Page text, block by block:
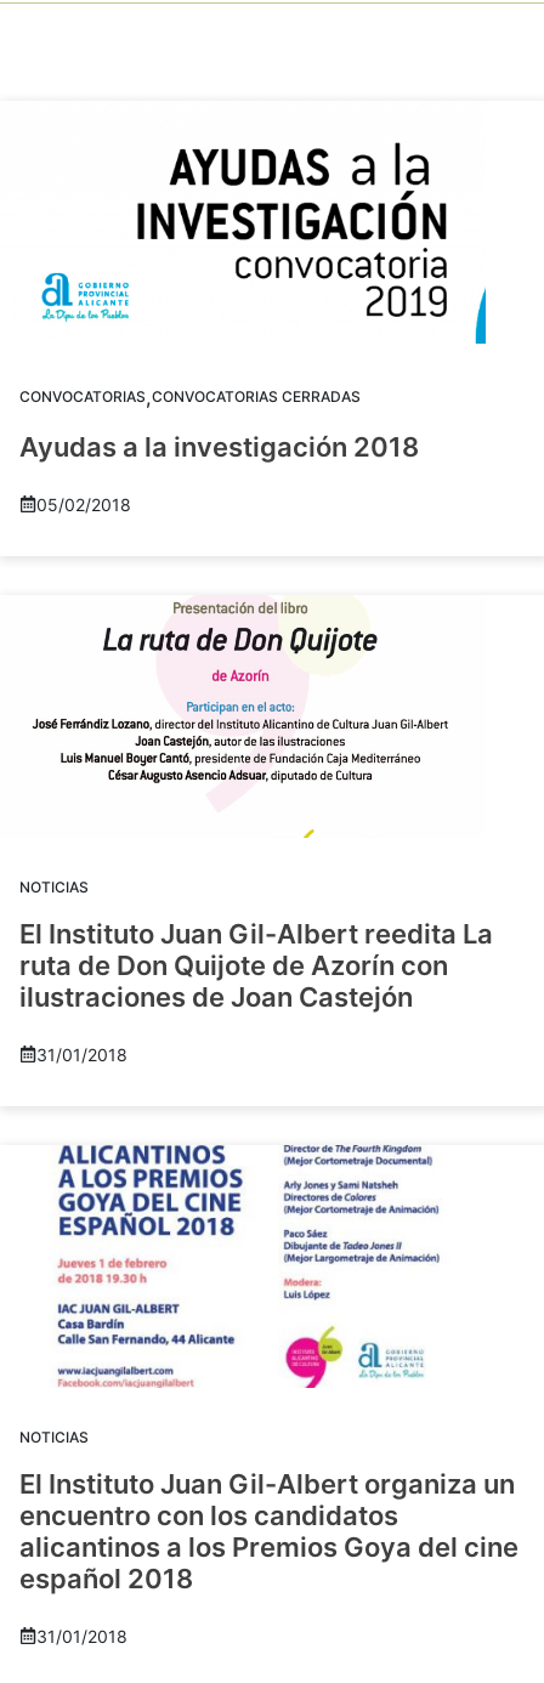
CONVOCATORIAS,CONVOCATORIAS CERRADAS
Ayudas a la investigación 2018
05/02/2018
NOTICIAS
El Instituto Juan Gil-Albert reedita La
ruta de Don Quijote de Azorín con
ilustraciones de Joan Castejón
31/01/2018
NOTICIAS
El Instituto Juan Gil-Albert organiza un
encuentro con los candidatos
alicantinos a los Premios Goya del cine
español 2018
31/01/2018